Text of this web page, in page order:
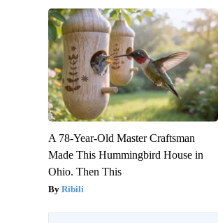
A 78-Year-Old Master Craftsman
Made This Hummingbird House in
Ohio. Then This
Ribili